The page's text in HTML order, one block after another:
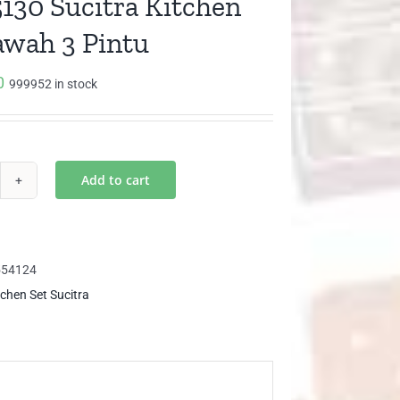
3 Pintu
999952 in stock
Add to cart
Set Sucitra